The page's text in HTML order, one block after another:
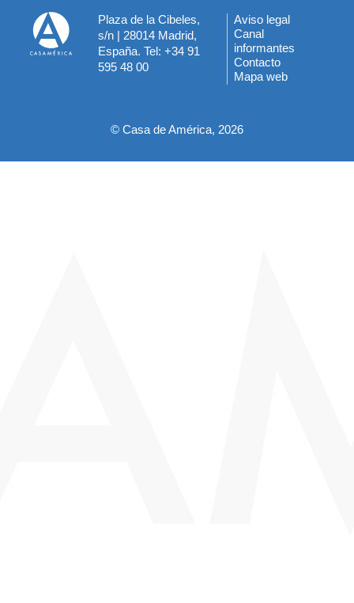
Plaza de la Cibeles,
s/n | 28014 Madrid,
España. Tel: +34 91
595 48 00
Menú
del
pie
Aviso legal
Canal
informantes
Contacto
Mapa web
© Casa de América, 2026